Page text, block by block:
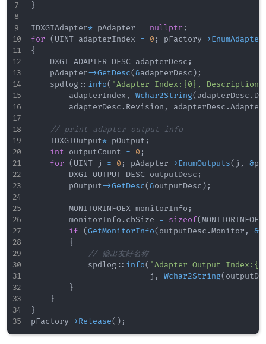
}
IDXGIAdapter* pAdapter = nullptr ;
for
( UINT adapterIndex = 0 ; pFactory->
{
    DXGI_ADAPTER_DESC adapterDesc
;
    pAdapter
->GetDesc(&adapterDesc ) ;
    spdlog
:: info( "Adapter Index:{0},
        adapterIndex
, Wchar2String( adapterDesc .
        adapterDesc
. Revision , adapterDesc .
// print adapter output info
    IDXGIOutput
* pOutput ;
int outputCount = 0 ;
for
( UINT j = 0 ; pAdapter->EnumOutputs( j , &
        DXGI_OUTPUT_DESC outputDesc
;
        pOutput
->GetDesc(&outputDesc ) ;
        MONITORINFOEX monitorInfo
;
        monitorInfo
. cbSize = sizeof(MONITORINFOEX
if (GetMonitorInfo( outputDesc .Monitor , &
{
// 输出友好名称
            spdlog
:: info( "Adapter Output
                         j
, Wchar2String(
}
}
}
pFactory->Release( ) ;